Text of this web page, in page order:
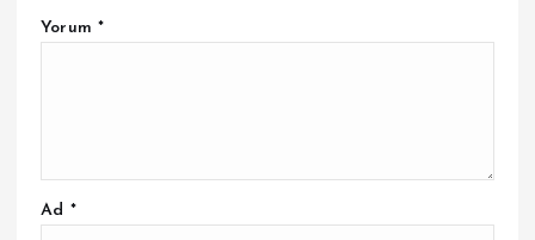
Yorum *
Ad *